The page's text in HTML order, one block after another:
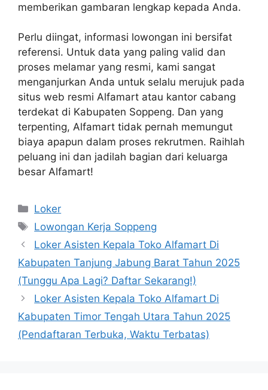
memberikan gambaran lengkap kepada Anda.
Perlu diingat, informasi lowongan ini bersifat
referensi. Untuk data yang paling valid dan
proses melamar yang resmi, kami sangat
menganjurkan Anda untuk selalu merujuk pada
situs web resmi Alfamart atau kantor cabang
terdekat di Kabupaten Soppeng. Dan yang
terpenting, Alfamart tidak pernah memungut
biaya apapun dalam proses rekrutmen. Raihlah
peluang ini dan jadilah bagian dari keluarga
besar Alfamart!
Kategori
Loker
Tag
Lowongan Kerja Soppeng
Loker Asisten Kepala Toko Alfamart Di
Kabupaten Tanjung Jabung Barat Tahun 2025
(Tunggu Apa Lagi? Daftar Sekarang!)
Loker Asisten Kepala Toko Alfamart Di
Kabupaten Timor Tengah Utara Tahun 2025
(Pendaftaran Terbuka, Waktu Terbatas)